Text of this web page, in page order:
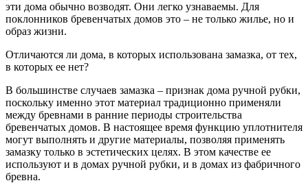
эти дома обычно возводят. Они легко узнаваемы. Для
поклонников бревенчатых домов это – не только жилье, но и
образ жизни.
Отличаются ли дома, в которых использована замазка, от тех,
в которых ее нет?
В большинстве случаев замазка – признак дома ручной рубки,
поскольку именно этот материал традиционно применяли
между бревнами в ранние периоды строительства
бревенчатых домов. В настоящее время функцию уплотнителя
могут выполнять и другие материалы, позволяя применять
замазку только в эстетических целях. В этом качестве ее
используют и в домах ручной рубки, и в домах из фабричного
бревна.